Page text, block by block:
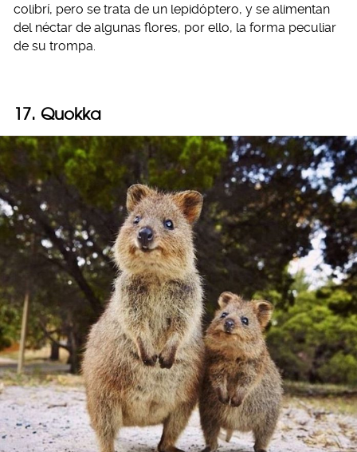
colibrí, pero se trata de un lepidóptero, y se alimentan
del néctar de algunas flores, por ello, la forma peculiar
de su trompa.
17. Quokka